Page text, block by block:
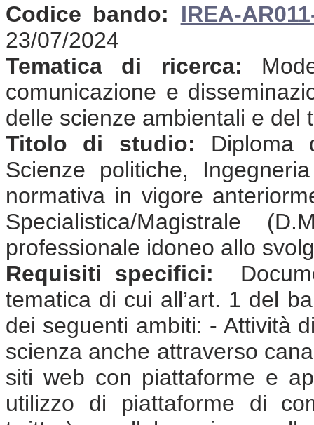
Codice bando:
IREA-
23/07/2024
Tematica di ricerca:
comunicazione e
delle scienze ambientali e del
Titolo di studio: Diploma
Scienze politiche,
normativa in vigore
Specialistica/Magistrale
professionale idoneo allo
Requisiti specifici:
tematica di cui all’art. 1 del
dei seguenti ambiti: - Attività
scienza anche attraverso
siti web con piattaforme e
utilizzo di piattaforme di